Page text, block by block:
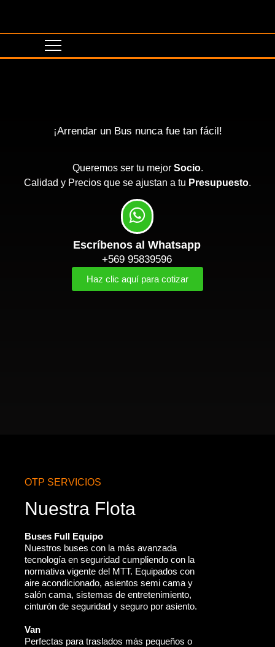
¡Arrendar un Bus nunca fue tan fácil!
Queremos ser tu mejor Socio.
Calidad y Precios que se ajustan a tu Presupuesto.
Escríbenos al Whatsapp
+569 95839596
Haz clic aquí para cotizar
OTP SERVICIOS
Nuestra Flota
Buses Full Equipo
Nuestros buses con la más avanzada
tecnología en seguridad cumpliendo con la
normativa vigente del MTT. Equipados con
aire acondicionado, asientos semi cama y
salón cama, sistemas de entretenimiento,
cinturón de seguridad y seguro por asiento.
Van
Perfectas para traslados más pequeños o